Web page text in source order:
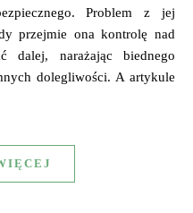
Problem z jej
przejmie ona kontrolę nad
dalej, narażając biednego
dolegliwości. A artykule